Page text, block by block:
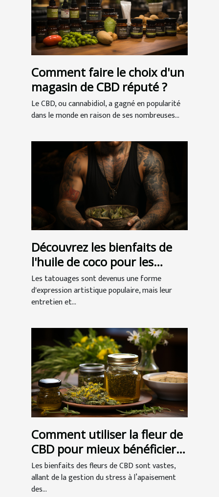
Comment faire le choix d'un
magasin de CBD réputé ?
Le CBD, ou cannabidiol, a gagné en popularité
dans le monde en raison de ses nombreuses...
Découvrez les bienfaits de
l'huile de coco pour les
tatouages
Les tatouages sont devenus une forme
d'expression artistique populaire, mais leur
entretien et...
Comment utiliser la fleur de
CBD pour mieux bénéficier
de ses vertus ?
Les bienfaits des fleurs de CBD sont vastes,
allant de la gestion du stress à l’apaisement
des...